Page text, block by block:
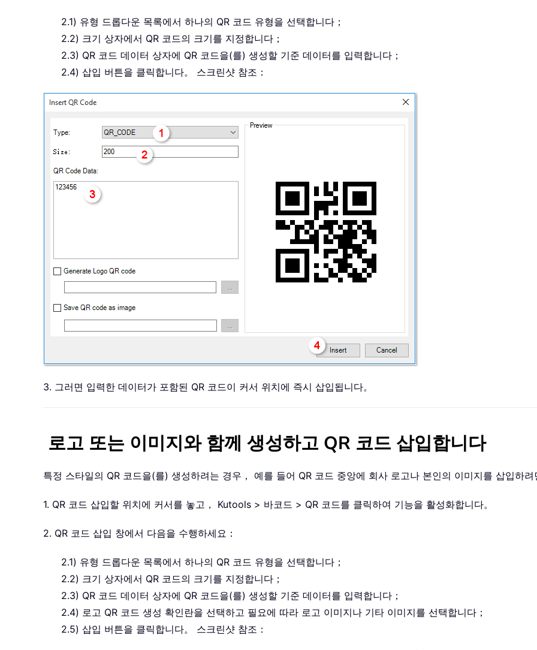
2.1) 유형 드롭다운 목록에서 하나의 QR 코드 유형을 선택합니다；
2.2) 크기 상자에서 QR 코드의 크기를 지정합니다；
2.3) QR 코드 데이터 상자에 QR 코드을(를) 생성할 기준 데이터를 입력합니다；
2.4) 삽입 버튼을 클릭합니다。 스크린샷 참조：
3. 그러면 입력한 데이터가 포함된 QR 코드이 커서 위치에 즉시 삽입됩니다。
로고 또는 이미지와 함께 생성하고 QR 코드 삽입합니다
특정 스타일의 QR 코드을(를) 생성하려는 경우， 예를 들어 QR 코드 중앙에 회사 로고나 본인의 이미지를 삽입하려
1. QR 코드 삽입할 위치에 커서를 놓고， Kutools > 바코드 > QR 코드를 클릭하여 기능을 활성화합니다。
2. QR 코드 삽입 창에서 다음을 수행하세요：
2.1) 유형 드롭다운 목록에서 하나의 QR 코드 유형을 선택합니다；
2.2) 크기 상자에서 QR 코드의 크기를 지정합니다；
2.3) QR 코드 데이터 상자에 QR 코드을(를) 생성할 기준 데이터를 입력합니다；
2.4) 로고 QR 코드 생성 확인란을 선택하고 필요에 따라 로고 이미지나 기타 이미지를 선택합니다；
2.5) 삽입 버튼을 클릭합니다。 스크린샷 참조：